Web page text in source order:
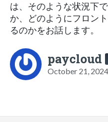
は、そのような状況下
か、どのようにフロン
るのかをお話します。
paycloud
October 21, 2024